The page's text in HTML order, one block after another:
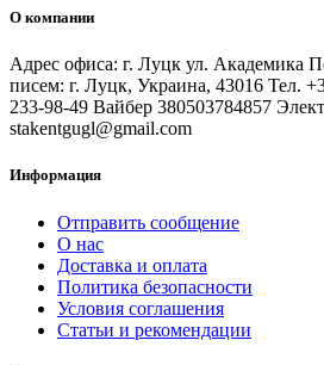
О компании
Адрес офиса: г. Луцк ул. Академика
писем: г. Луцк, Украина, 43016 Тел.
233-98-49 Вайбер 380503784857
stakentgugl@gmail.com
Информация
Отправить сообщение
О нас
Доставка и оплата
Политика безопасности
Условия соглашения
Статьи и рекомендации